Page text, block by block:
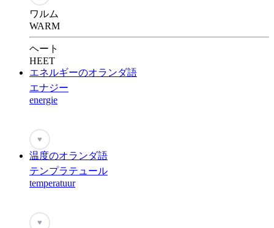
ワルム
WARM
ヘート
HEET
エネルギーのオランダ語
エナジー
energie
♥
温度のオランダ語
テンプラテュール
temperatuur
♥